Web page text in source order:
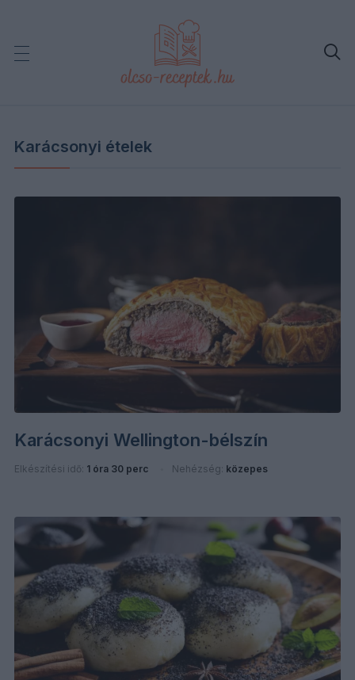

Karácsonyi ételek
Karácsonyi Wellington-bélszín
Elkészítési idő: 1 óra 30 perc Nehézség: közepes